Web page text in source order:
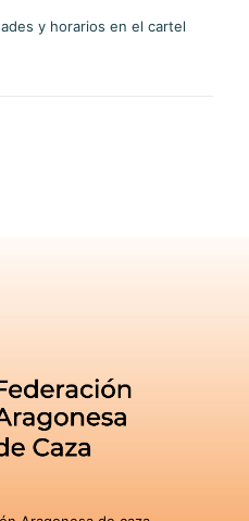
y horarios en el cartel